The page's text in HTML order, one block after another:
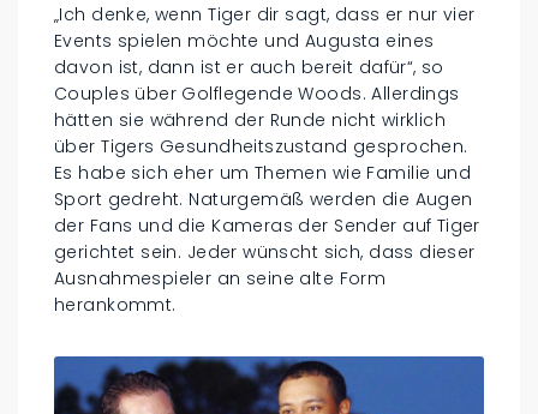
„Ich denke, wenn Tiger dir sagt, dass er nur vier
Events spielen möchte und Augusta eines
davon ist, dann ist er auch bereit dafür“, so
Couples über Golflegende Woods. Allerdings
hätten sie während der Runde nicht wirklich
über Tigers Gesundheitszustand gesprochen.
Es habe sich eher um Themen wie Familie und
Sport gedreht. Naturgemäß werden die Augen
der Fans und die Kameras der Sender auf Tiger
gerichtet sein. Jeder wünscht sich, dass dieser
Ausnahmespieler an seine alte Form
herankommt.